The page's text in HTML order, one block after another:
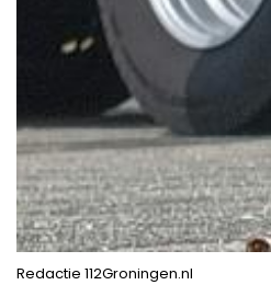
Redactie 112Groningen.nl